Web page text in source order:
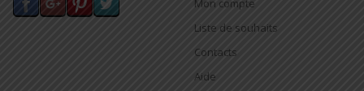
Mon compte
Liste de souhaits
Contacts
Aide